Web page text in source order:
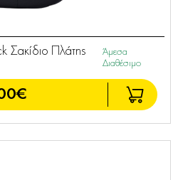
Σακίδιο Πλάτης
Άμεσα
Διαθέσιμο